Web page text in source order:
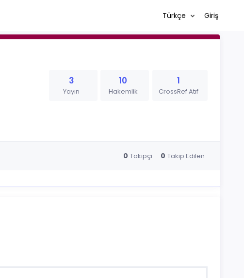
Türkçe Giriş
3
Yayın
10
Hakemlik
1
CrossRef Atıf
0 Takipçi 0 Takip Edilen